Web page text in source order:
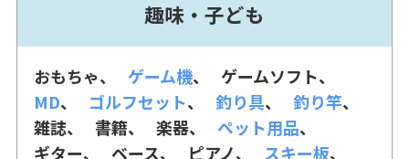
趣味・子ども
おもちゃ ゲーム機
ゲームソフト
MD
ゴルフセット 釣り具
釣り竿
雑誌
書籍 楽器
ペット用品
ギター
ベース ピアノ スキー板